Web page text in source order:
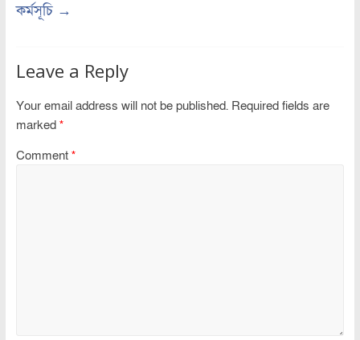
কর্মসূচি →
Leave a Reply
Your email address will not be published. Required fields are
marked *
Comment *